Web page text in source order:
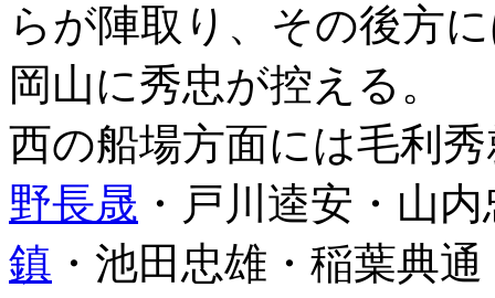
らが陣取り、その後方
岡山に秀忠が控える。
西の船場方面には毛利
野長晟 ・戸川逵安・山
鎮 ・池田忠雄・稲葉典